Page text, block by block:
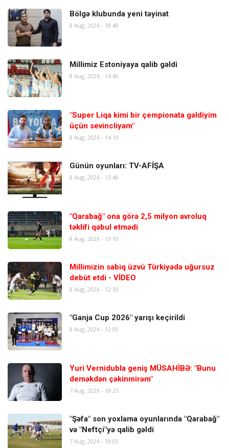
Bölgə klubunda yeni təyinat
8 Aug, 2026 - 18:40
Millimiz Estoniyaya qalib gəldi
8 Aug, 2026 - 14:40
"Super Liqa kimi bir çempionata gəldiyim
üçün sevincliyəm"
8 Aug, 2026 - 14:10
Günün oyunları: TV-AFİŞA
8 Aug, 2026 - 13:40
"Qarabağ" ona görə 2,5 milyon avroluq
təklifi qəbul etmədi
8 Aug, 2026 - 13:10
Millimizin sabiq üzvü Türkiyədə uğursuz
debüt etdi - VİDEO
8 Aug, 2026 - 12:30
"Ganja Cup 2026" yarışı keçirildi
8 Aug, 2026 - 12:00
Yuri Vernidubla geniş MÜSAHİBƏ: "Bunu
deməkdən çəkinmirəm"
7 Aug, 2026 - 18:25
"Şəfa" son yoxlama oyunlarında "Qarabağ"
və "Neftçi"yə qalib gəldi
7 Aug, 2026 - 18:03